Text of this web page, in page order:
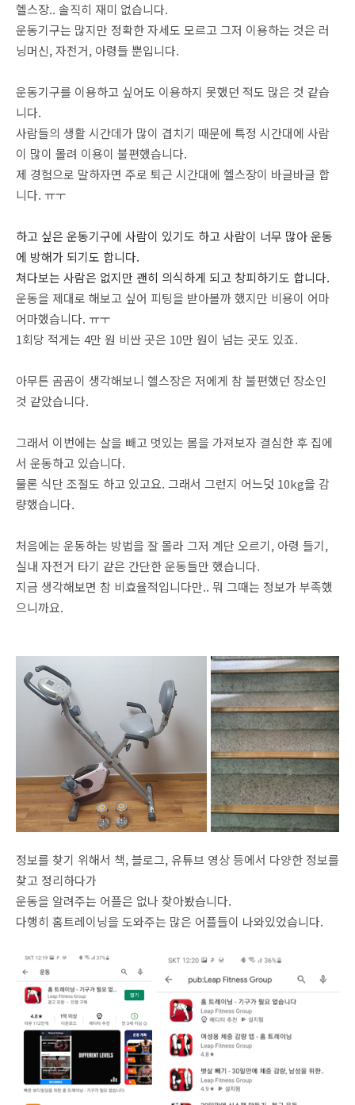
헬스장.. 솔직히 재미 없습니다.
운동기구는 많지만 정확한 자세도 모르고 그저 이용하는 것은 러
닝머신, 자전거, 아령들 뿐입니다.
운동기구를 이용하고 싶어도 이용하지 못했던 적도 많은 것 같습
니다.
사람들의 생활 시간데가 많이 겹치기 때문에 특정 시간대에 사람
이 많이 몰려 이용이 불편했습니다.
제 경험으로 말하자면 주로 퇴근 시간대에 헬스장이 바글바글 합
니다. ㅠㅜ
하고 싶은 운동기구에 사람이 있기도 하고 사람이 너무 많아 운동
에 방해가 되기도 합니다.
쳐다보는 사람은 없지만 괜히 의식하게 되고 창피하기도 합니다.
운동을 제대로 해보고 싶어 피팅을 받아볼까 했지만 비용이 어마
어마했습니다. ㅠㅜ
1회당 적게는 4만 원 비싼 곳은 10만 원이 넘는 곳도 있죠.
아무튼 곰곰이 생각해보니 헬스장은 저에게 참 불편했던 장소인
것 같았습니다.
그래서 이번에는 살을 빼고 멋있는 몸을 가져보자 결심한 후 집에
서 운동하고 있습니다.
물론 식단 조절도 하고 있고요. 그래서 그런지 어느덧 10kg을 감
량했습니다.
처음에는 운동하는 방법을 잘 몰라 그저 계단 오르기, 아령 들기,
실내 자전거 타기 같은 간단한 운동들만 했습니다.
지금 생각해보면 참 비효율적입니다만.. 뭐 그때는 정보가 부족했
으니까요.
정보를 찾기 위해서 책, 블로그, 유튜브 영상 등에서 다양한 정보를
찾고 정리하다가
운동을 알려주는 어플은 없나 찾아봤습니다.
다행히 홈트레이닝을 도와주는 많은 어플들이 나와있었습니다.